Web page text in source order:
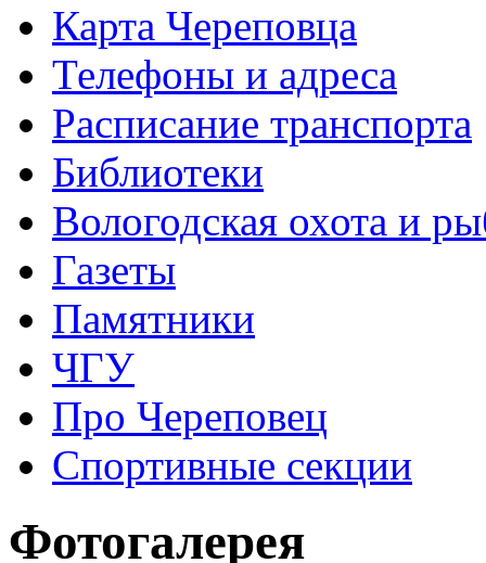
Карта Череповца
Телефоны и адреса
Расписание транспорта
Библиотеки
Вологодская охота и
Газеты
Памятники
ЧГУ
Про Череповец
Спортивные секции
Фотогалерея